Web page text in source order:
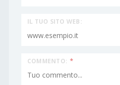
IL TUO SITO WEB:
COMMENTO: *